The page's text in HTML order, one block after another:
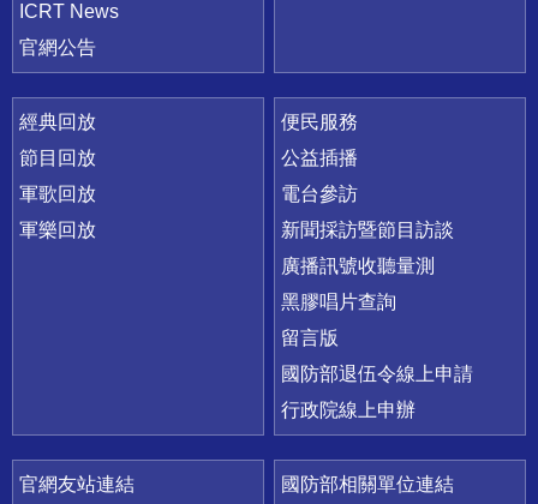
ICRT News
官網公告
經典回放
節目回放
軍歌回放
軍樂回放
便民服務
公益插播
電台參訪
新聞採訪暨節目訪談
廣播訊號收聽量測
黑膠唱片查詢
留言版
國防部退伍令線上申請
行政院線上申辦
官網友站連結
國防部相關單位連結